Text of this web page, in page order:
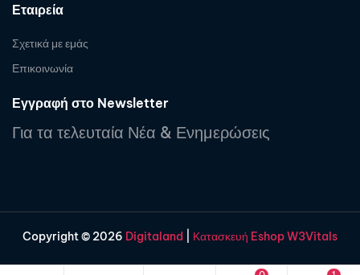
Εταιρεία
Σχετικά με εμάς
Επικοινωνία
Εγγραφή στο Newsletter
Για τα τελευταία Νέα & Ενημερώσεις
Copyright © 2026 Digitaland Κατασκευή Eshop W3Vitals